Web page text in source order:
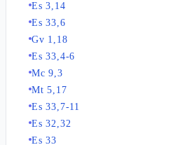
Es 3,14
Es 33,6
Gv 1,18
Es 33,4-6
Mc 9,3
Mt 5,17
Es 33,7-11
Es 32,32
Es 33